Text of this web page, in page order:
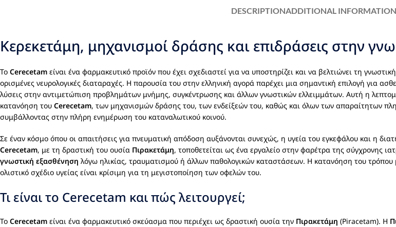
DESCRIPTIONADDITIONAL INFORMATION
Κερεκετάμη, μηχανισμοί δράσης και επιδράσεις στην
Το Cerecetam είναι ένα φαρμακευτικό προϊόν που έχει σχεδιαστεί για να υποστηρίζει και να βελτιώνει τη
ορισμένες νευρολογικές διαταραχές. Η παρουσία του στην ελληνική αγορά παρέχει μια σημαντική επιλογή για
λύσεις στην αντιμετώπιση προβλημάτων μνήμης, συγκέντρωσης και άλλων γνωστικών ελλειμμάτων. Αυτή η
κατανόηση του Cerecetam, των μηχανισμών δράσης του, των ενδείξεών του, καθώς και όλων των απαραίτητων
συμβάλλοντας στην πλήρη ενημέρωση του καταναλωτικού κοινού.
Σε έναν κόσμο όπου οι απαιτήσεις για πνευματική απόδοση αυξάνονται συνεχώς, η υγεία του εγκεφάλου και η
Cerecetam, με τη δραστική του ουσία Πιρακετάμη, τοποθετείται ως ένα εργαλείο στην φαρέτρα της σύγχρονης
γνωστική εξασθένηση λόγω ηλικίας, τραυματισμού ή άλλων παθολογικών καταστάσεων. Η κατανόηση του τρόπου
ολιστικό σχέδιο υγείας είναι κρίσιμη για τη μεγιστοποίηση των οφελών του.
Τι είναι το Cerecetam και πώς λειτουργεί;
Το Cerecetam είναι ένα φαρμακευτικό σκεύασμα που περιέχει ως δραστική ουσία την Πιρακετάμη (Piracetam). Η